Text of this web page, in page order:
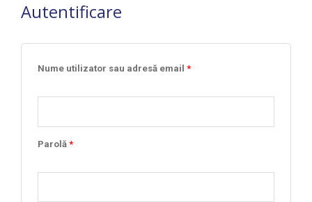
Autentificare
Nume utilizator sau adresă email *
Parolă *
ObligatoriuObligatoriu